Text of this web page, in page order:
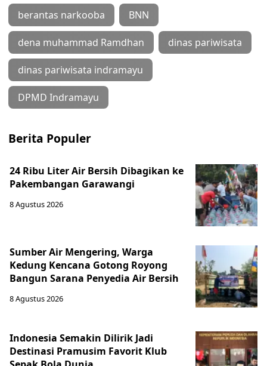
berantas narkooba BNN
dena muhammad Ramdhan dinas pariwisata
dinas pariwisata indramayu
DPMD Indramayu
Berita Populer
24 Ribu Liter Air Bersih Dibagikan ke
Pakembangan Garawangi
8 Agustus 2026
Sumber Air Mengering, Warga
Kedung Kencana Gotong Royong
Bangun Sarana Penyedia Air Bersih
8 Agustus 2026
Indonesia Semakin Dilirik Jadi
Destinasi Pramusim Favorit Klub